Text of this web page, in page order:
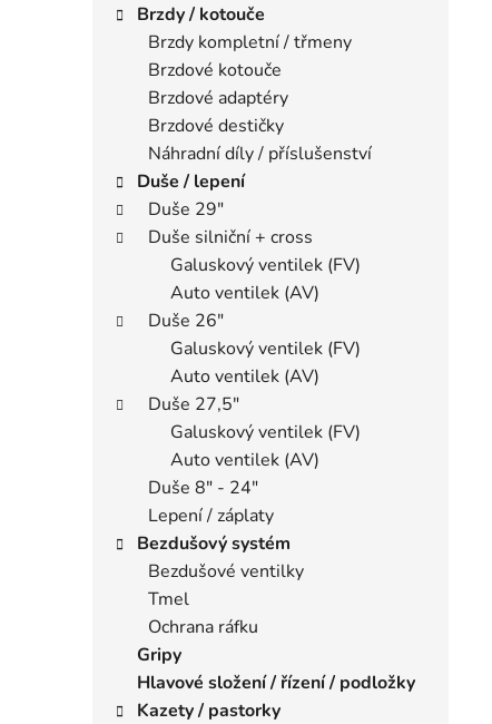
Brzdy / kotouče
Brzdy kompletní / třmeny
Brzdové kotouče
Brzdové adaptéry
Brzdové destičky
Náhradní díly / příslušenství
Duše / lepení
Duše 29"
Duše silniční + cross
Galuskový ventilek (FV)
Auto ventilek (AV)
Duše 26"
Galuskový ventilek (FV)
Auto ventilek (AV)
Duše 27,5"
Galuskový ventilek (FV)
Auto ventilek (AV)
Duše 8" - 24"
Lepení / záplaty
Bezdušový systém
Bezdušové ventilky
Tmel
Ochrana ráfku
Gripy
Hlavové složení / řízení / podložky
Kazety / pastorky